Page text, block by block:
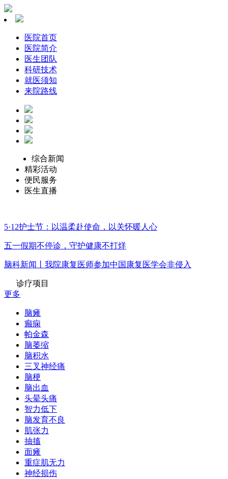
医院首页
医院简介
医生团队
科研技术
就医须知
来院路线
综合新闻
精彩活动
便民服务
医生直播
5·12护士节：以温柔赴使命，以关怀暖人心
五一假期不停诊，守护健康不打烊
脑科新闻丨我院康复医师参加中国康复医学会非侵入
诊疗项目
更多
脑瘫
癫痫
帕金森
脑萎缩
脑积水
三叉神经痛
脑梗
脑出血
头晕头痛
智力低下
脑发育不良
肌张力
抽搐
面瘫
重症肌无力
神经损伤